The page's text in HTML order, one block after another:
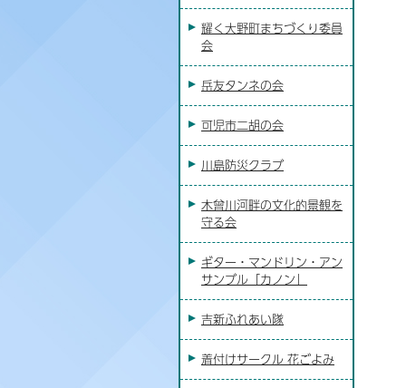
耀く大野町まちづくり委員
会
岳友タンネの会
可児市二胡の会
川島防災クラブ
木曾川河畔の文化的景観を
守る会
ギター・マンドリン・アン
サンブル「カノン」
吉新ふれあい隊
着付けサークル 花ごよみ